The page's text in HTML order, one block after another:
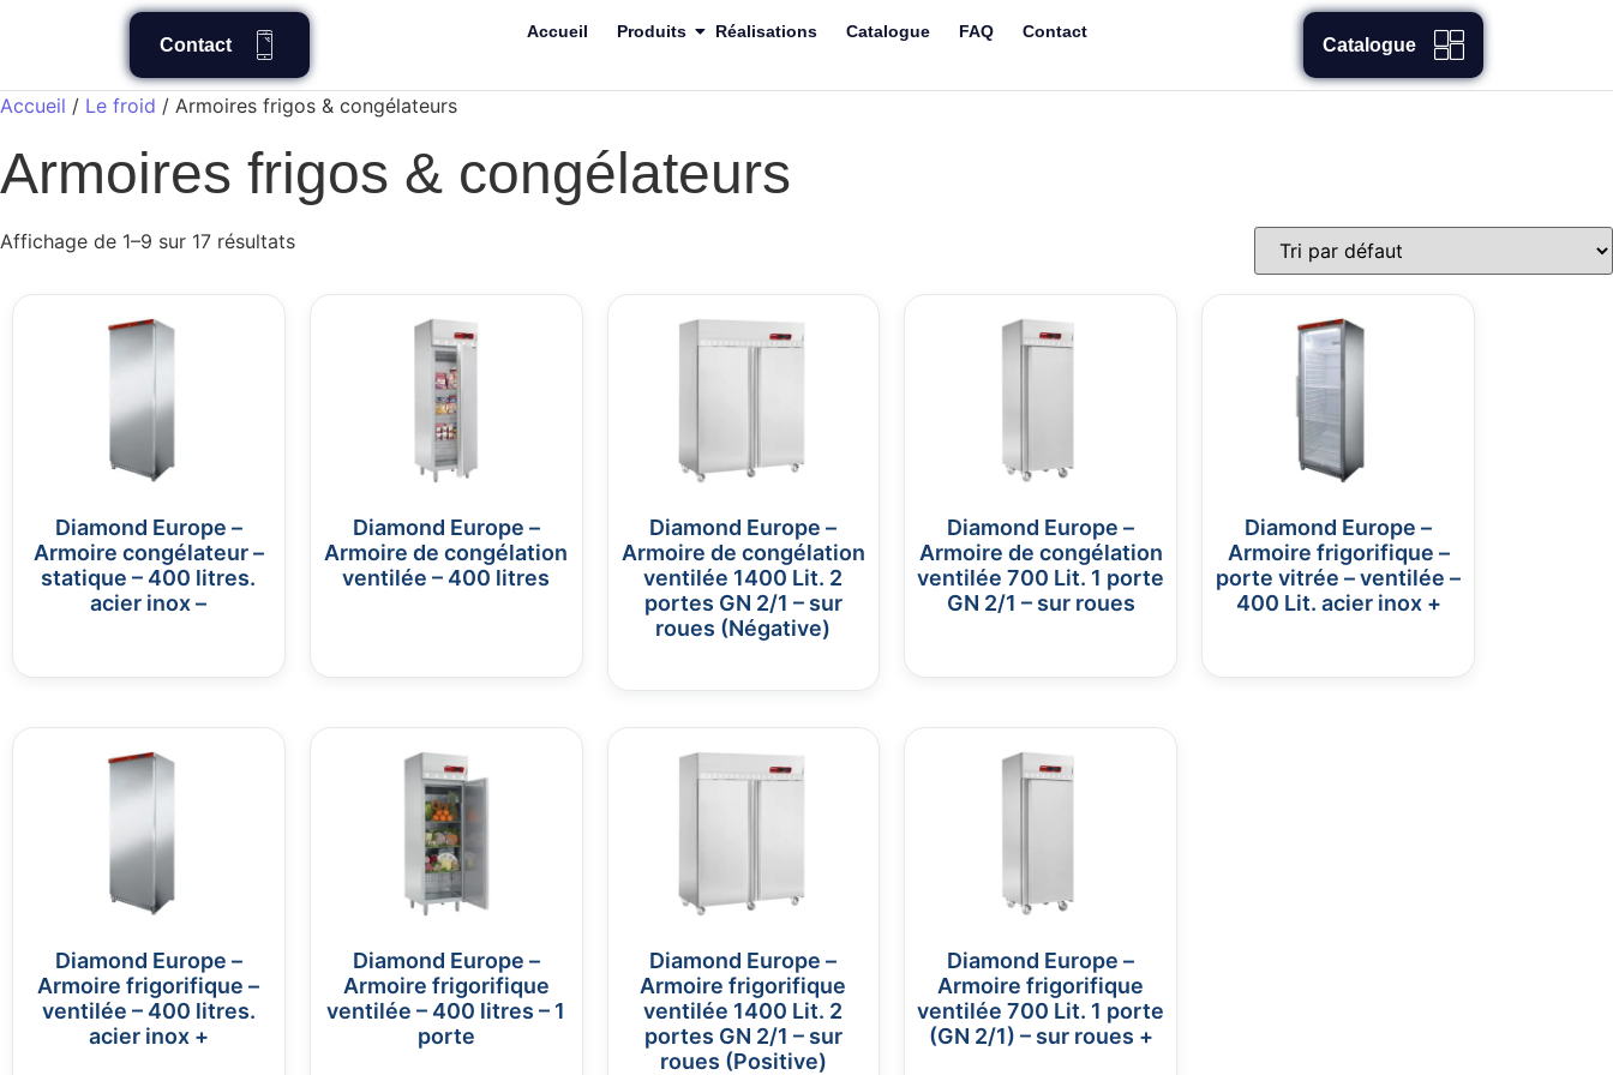
Contact
Accueil Produits Réalisations Catalogue FAQ Contact
Catalogue
Accueil / Le froid / Armoires frigos & congélateurs
Armoires frigos & congélateurs
Affichage de 1–9 sur 17 résultats
Diamond Europe –
Armoire congélateur –
statique – 400 litres.
acier inox –
Diamond Europe –
Armoire de congélation
ventilée – 400 litres
Diamond Europe –
Armoire de congélation
ventilée 1400 Lit. 2
portes GN 2/1 – sur
roues (Négative)
Diamond Europe –
Armoire de congélation
ventilée 700 Lit. 1 porte
GN 2/1 – sur roues
Diamond Europe –
Armoire frigorifique –
porte vitrée – ventilée –
400 Lit. acier inox +
Diamond Europe –
Armoire frigorifique –
ventilée – 400 litres.
acier inox +
Diamond Europe –
Armoire frigorifique
ventilée – 400 litres – 1
porte
Diamond Europe –
Armoire frigorifique
ventilée 1400 Lit. 2
portes GN 2/1 – sur
roues (Positive)
Diamond Europe –
Armoire frigorifique
ventilée 700 Lit. 1 porte
(GN 2/1) – sur roues +